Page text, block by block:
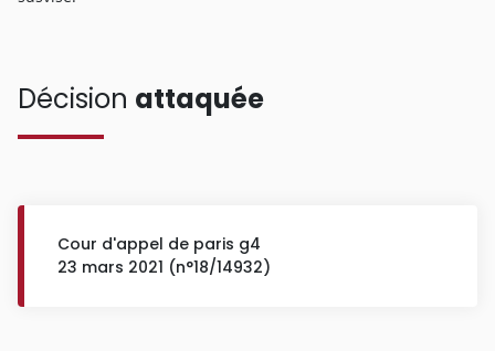
Décision attaquée
Cour d'appel de paris g4
23 mars 2021 (n°18/14932)